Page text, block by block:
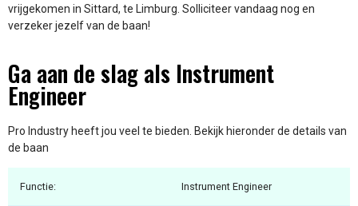
vrijgekomen in Sittard, te Limburg. Solliciteer vandaag nog en
verzeker jezelf van de baan!
Ga aan de slag als Instrument
Engineer
Pro Industry heeft jou veel te bieden. Bekijk hieronder de details van
de baan
Functie: Instrument Engineer